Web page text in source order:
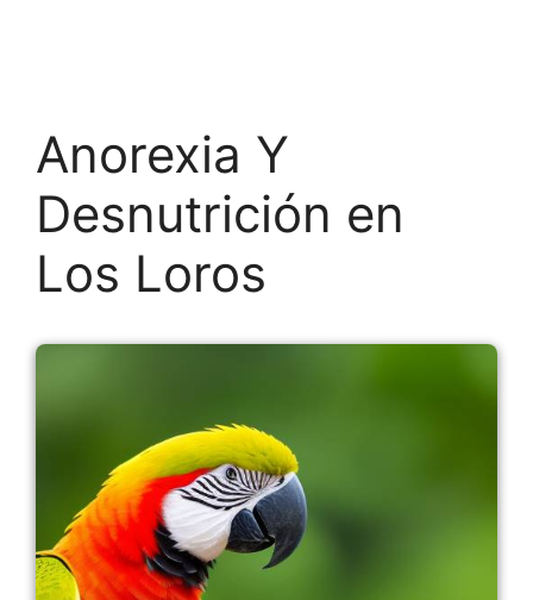
Anorexia Y
Desnutrición en
Los Loros